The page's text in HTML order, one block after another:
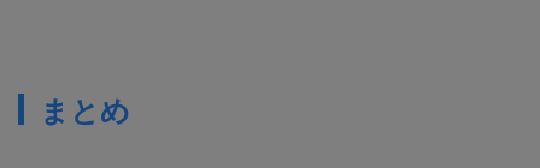
まとめ